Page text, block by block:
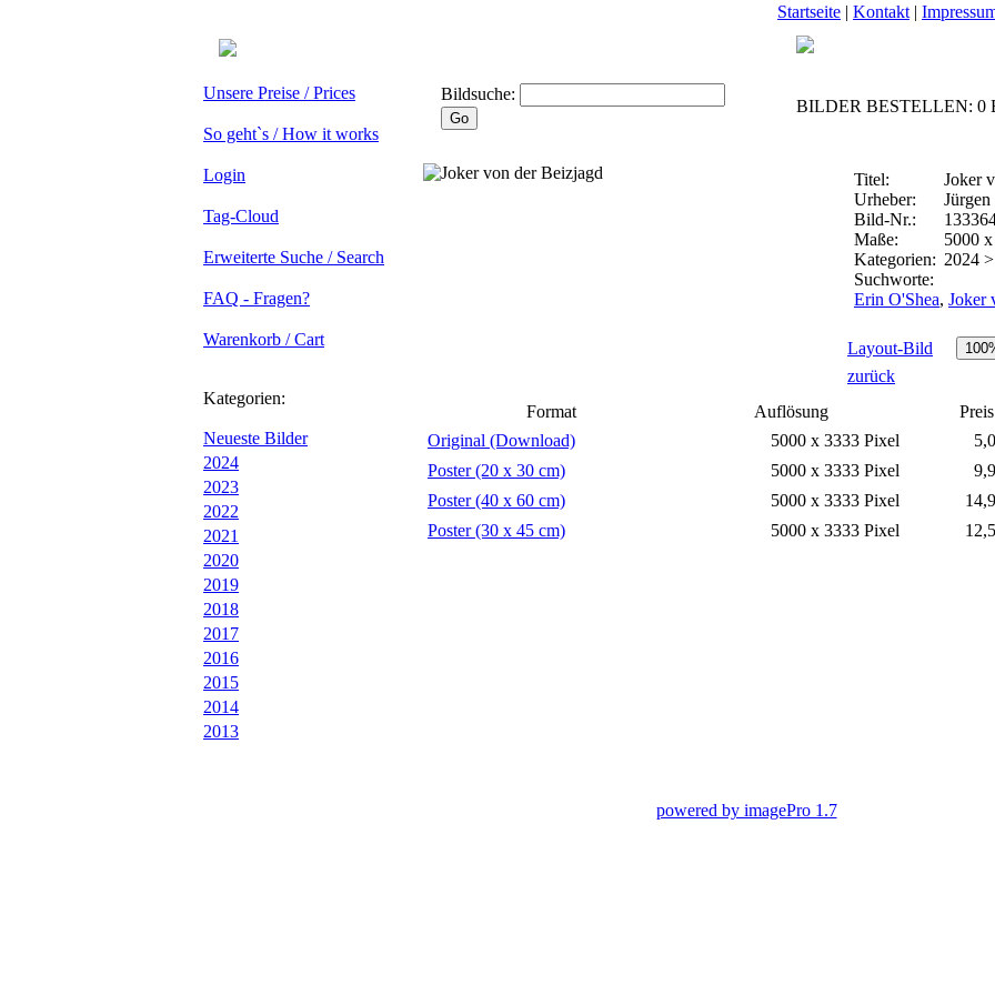
Startseite | Kontakt |
Unsere Preise / Prices
So geht`s / How it works
Login
Tag-Cloud
Erweiterte Suche / Search
FAQ - Fragen?
Warenkorb / Cart
Kategorien:
Neueste Bilder
2024
2023
2022
2021
2020
2019
2018
2017
2016
2015
2014
2013
Bildsuche:
BILDER BESTELLEN: 0
Titel:
Joker
Urheber:
Bild-Nr.:
Maße:
5000
Kategorien: 2024
Suchworte:
Erin O'Shea, Joker
Layout-Bild
zurück
Format
Auflösung
Preis
Original (Download)
5000 x 3333 Pixel
Poster (20 x 30 cm)
5000 x 3333 Pixel
Poster (40 x 60 cm)
5000 x 3333 Pixel
Poster (30 x 45 cm)
5000 x 3333 Pixel
powered by imagePro 1.7